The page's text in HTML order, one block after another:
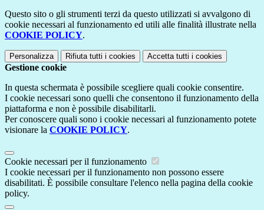
Questo sito o gli strumenti terzi da questo utilizzati si avvalgono di
cookie necessari al funzionamento ed utili alle finalità illustrate nella
COOKIE POLICY.
Personalizza Rifiuta tutti i cookies Accetta tutti i cookies
Gestione cookie
In questa schermata è possibile scegliere quali cookie consentire.
I cookie necessari sono quelli che consentono il funzionamento della
piattaforma e non è possibile disabilitarli.
Per conoscere quali sono i cookie necessari al funzionamento potete
visionare la COOKIE POLICY.
Cookie necessari per il funzionamento
I cookie necessari per il funzionamento non possono essere
disabilitati. È possibile consultare l'elenco nella pagina della cookie
policy.